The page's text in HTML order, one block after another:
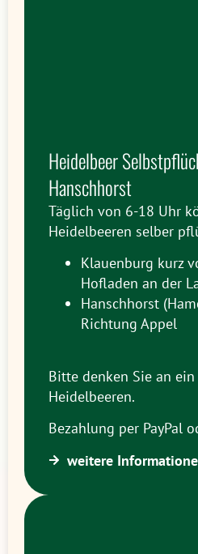
Heidelbeer
Hanschhorst
Täglich von 6-18 Uhr
Heidelbeeren selber
Klauenburg kurz
Hofladen an der
Hanschhorst
Richtung Appel
Bitte denken Sie an
Heidelbeeren.
Bezahlung per PayPal
weitere